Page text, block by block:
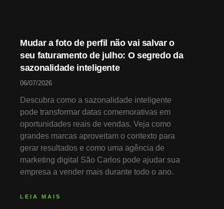
Mudar a foto de perfil não vai salvar o
seu faturamento de julho: O segredo da
sazonalidade inteligente
06/07/2026
Descubra como a sazonalidade inteligente
pode transformar datas comemorativas em
oportunidades reais de vendas. Veja como
grandes marcas aproveitam o contexto para
gerar resultados e como uma agência de
marketing digital São Carlos pode ajudar sua
empresa a vender mais durante todo o ano.
LEIA MAIS